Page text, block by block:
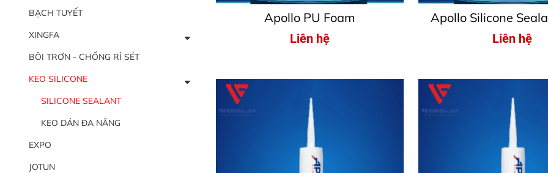
BẠCH TUYẾT
XINGFA
BÔI TRƠN - CHỐNG RỈ SÉT
KEO SILICONE
SILICONE SEALANT
KEO DÁN ĐA NĂNG
EXPO
JOTUN
Apollo PU Foam
Liên hệ
Apollo Silicone
Liên hệ